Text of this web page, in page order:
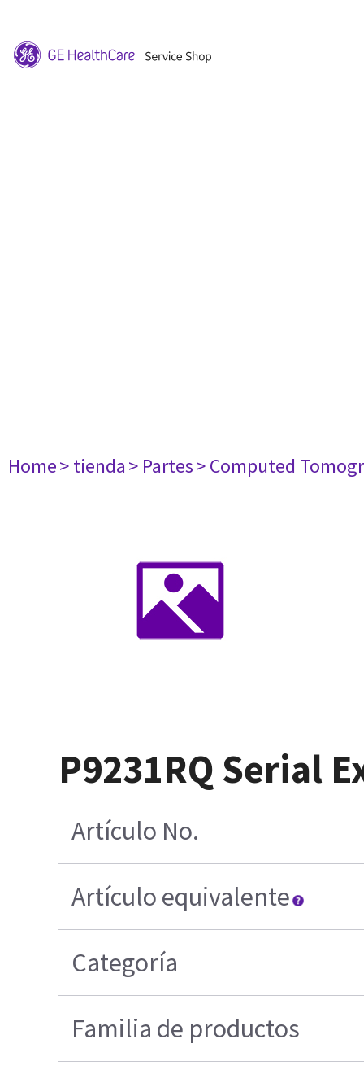
Home> tienda> Partes> Computed
P9231RQ Serial
Artículo No.
Artículo equivalente
Categoría
Familia de productos